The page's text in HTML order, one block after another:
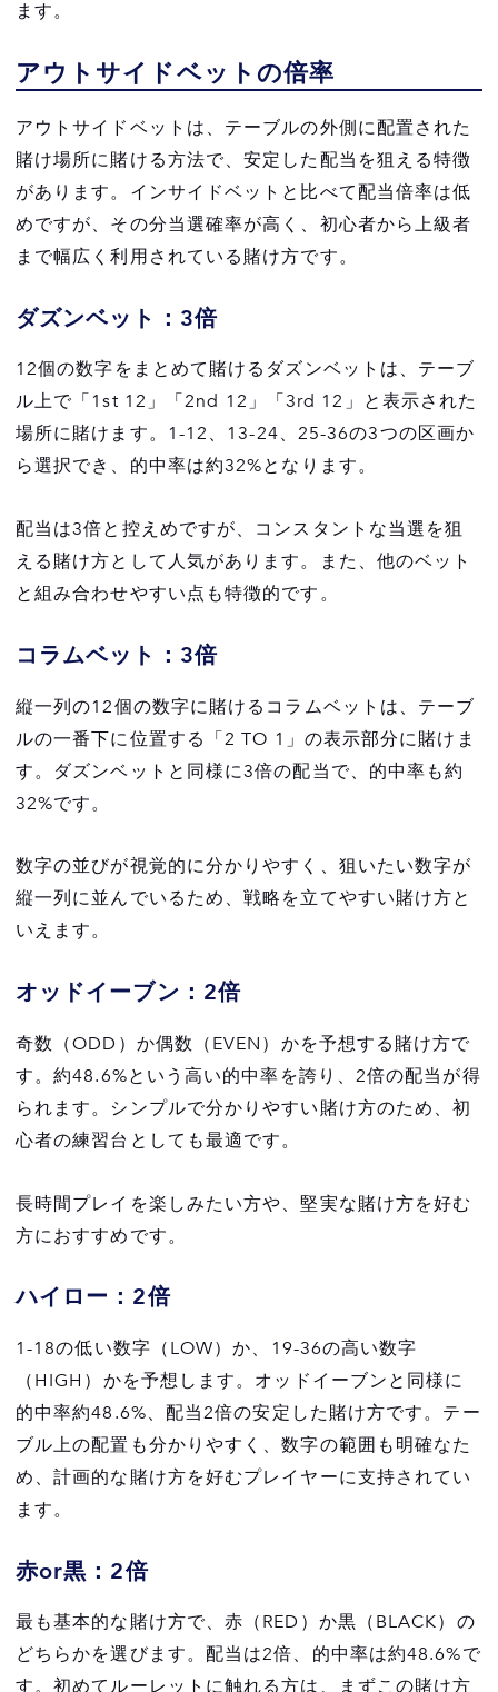
ます。
アウトサイドベットの倍率
アウトサイドベットは、テーブルの外側に配置された
賭け場所に賭ける方法で、安定した配当を狙える特徴
があります。インサイドベットと比べて配当倍率は低
めですが、その分当選確率が高く、初心者から上級者
まで幅広く利用されている賭け方です。
ダズンベット：3倍
12個の数字をまとめて賭けるダズンベットは、テーブ
ル上で「1st 12」「2nd 12」「3rd 12」と表示された
場所に賭けます。1-12、13-24、25-36の3つの区画か
ら選択でき、的中率は約32%となります。
配当は3倍と控えめですが、コンスタントな当選を狙
える賭け方として人気があります。また、他のベット
と組み合わせやすい点も特徴的です。
コラムベット：3倍
縦一列の12個の数字に賭けるコラムベットは、テーブ
ルの一番下に位置する「2 TO 1」の表示部分に賭けま
す。ダズンベットと同様に3倍の配当で、的中率も約
32%です。
数字の並びが視覚的に分かりやすく、狙いたい数字が
縦一列に並んでいるため、戦略を立てやすい賭け方と
いえます。
オッドイーブン：2倍
奇数（ODD）か偶数（EVEN）かを予想する賭け方で
す。約48.6%という高い的中率を誇り、2倍の配当が得
られます。シンプルで分かりやすい賭け方のため、初
心者の練習台としても最適です。
長時間プレイを楽しみたい方や、堅実な賭け方を好む
方におすすめです。
ハイロー：2倍
1-18の低い数字（LOW）か、19-36の高い数字
（HIGH）かを予想します。オッドイーブンと同様に
的中率約48.6%、配当2倍の安定した賭け方です。テー
ブル上の配置も分かりやすく、数字の範囲も明確なた
め、計画的な賭け方を好むプレイヤーに支持されてい
ます。
赤or黒：2倍
最も基本的な賭け方で、赤（RED）か黒（BLACK）の
どちらかを選びます。配当は2倍、的中率は約48.6%で
す。初めてルーレットに触れる方は、まずこの賭け方